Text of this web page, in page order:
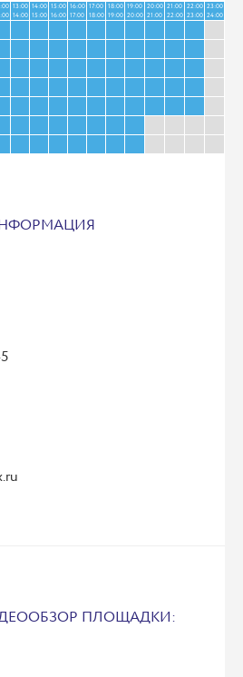
13:00
14:00
14:00
15:00
15:00
16:00
16:00
17:00
17:00
18:00
18:00
19:00
19:00
20:00
20:00
21:00
21:00
22:00
22:00
23:00
23:00
24:00
ПЛОЩАДКИ: